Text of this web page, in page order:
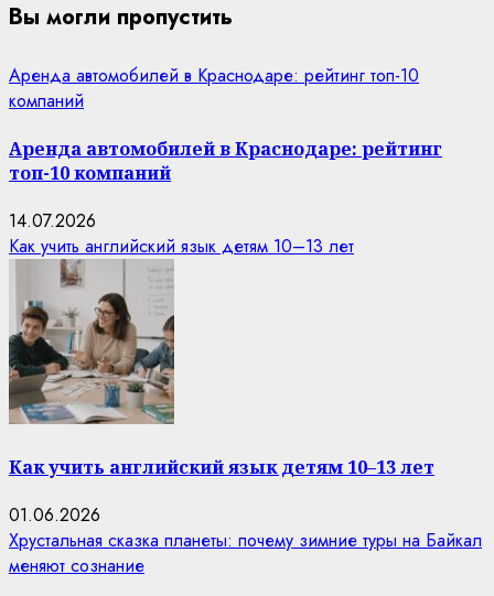
Вы могли пропустить
Аренда автомобилей в Краснодаре: рейтинг топ-10
компаний
Аренда автомобилей в Краснодаре: рейтинг
топ-10 компаний
14.07.2026
Как учить английский язык детям 10–13 лет
Как учить английский язык детям 10–13 лет
01.06.2026
Хрустальная сказка планеты: почему зимние туры на Байкал
меняют сознание